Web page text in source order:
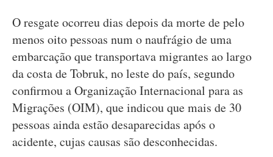
O resgate ocorreu dias depois da morte de pelo
menos oito pessoas num o naufrágio de uma
embarcação que transportava migrantes ao largo
da costa de Tobruk, no leste do país, segundo
confirmou a Organização Internacional para as
Migrações (OIM), que indicou que mais de 30
pessoas ainda estão desaparecidas após o
acidente, cujas causas são desconhecidas.